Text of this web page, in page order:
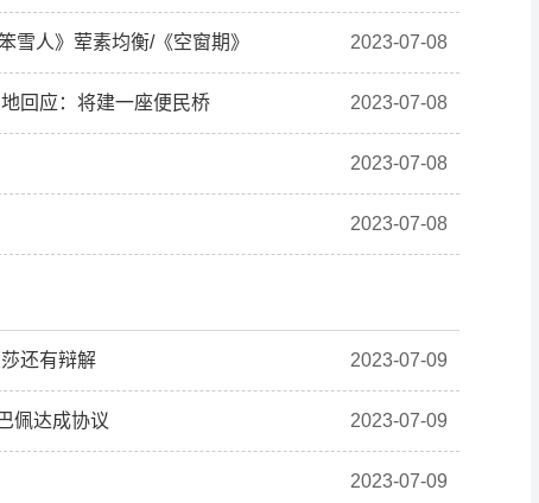
雪人》荤素均衡/《空窗期》 2023-07-08
回应：将建一座便民桥 2023-07-08
2023-07-08
2023-07-08
还有辩解 2023-07-09
佩达成协议 2023-07-09
2023-07-09